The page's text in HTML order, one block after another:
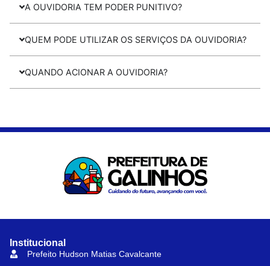
A OUVIDORIA TEM PODER PUNITIVO?
QUEM PODE UTILIZAR OS SERVIÇOS DA OUVIDORIA?
QUANDO ACIONAR A OUVIDORIA?
Institucional
Prefeito Hudson Matias Cavalcante